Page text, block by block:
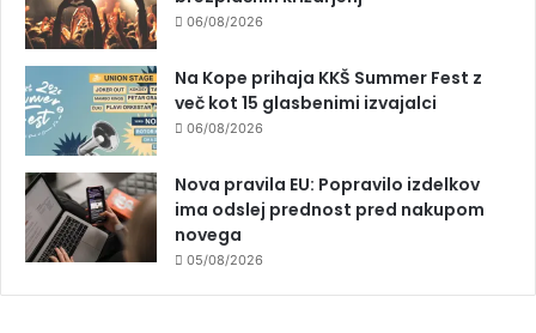
06/08/2026
Na Kope prihaja KKŠ Summer Fest z
več kot 15 glasbenimi izvajalci
06/08/2026
Nova pravila EU: Popravilo izdelkov
ima odslej prednost pred nakupom
novega
05/08/2026